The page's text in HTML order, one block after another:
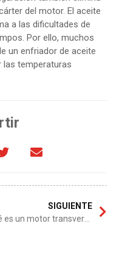
del motor. El aceite
a las dificultades de
Por ello, muchos
un enfriador de aceite
las temperaturas
SIGUIENTE
Qué es un motor transversal